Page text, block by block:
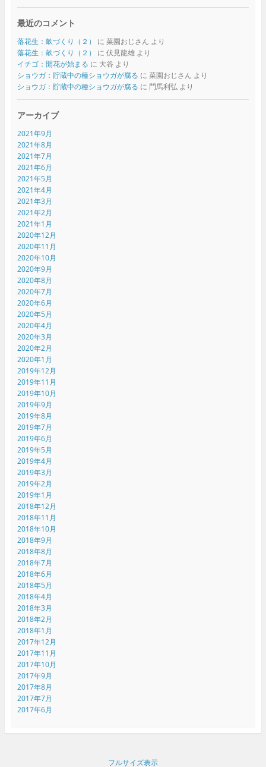
最近のコメント
落花生：畝づくり（２） に 菜園おじさん より
落花生：畝づくり（２）
に 伏見龍雄より
イチゴ：開花が始まる に 大谷 より
ショウガ：貯蔵中の種ショウガが腐る に 菜園おじさん より
ショウガ：貯蔵中の種ショウガが腐る に 門馬利弘 より
アーカイブ
2021年9月
2021年8月
2021年7月
2021年6月
2021年5月
2021年4月
2021年3月
2021年2月
2021年1月
2020年12月
2020年11月
2020年10月
2020年9月
2020年8月
2020年7月
2020年6月
2020年5月
2020年4月
2020年3月
2020年2月
2020年1月
2019年12月
2019年11月
2019年10月
2019年9月
2019年8月
2019年7月
2019年6月
2019年5月
2019年4月
2019年3月
2019年2月
2019年1月
2018年12月
2018年11月
2018年10月
2018年9月
2018年8月
2018年7月
2018年6月
2018年5月
2018年4月
2018年3月
2018年2月
2018年1月
2017年12月
2017年11月
2017年10月
2017年9月
2017年8月
2017年7月
2017年6月
フルサイズ表示